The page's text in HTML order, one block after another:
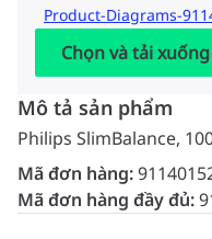
Product-Diagrams-
Chọn và tải xuống
Mô tả sản phẩm
Philips SlimBalance,
Mã đơn hàng:
Mã đơn hàng đầy đủ: